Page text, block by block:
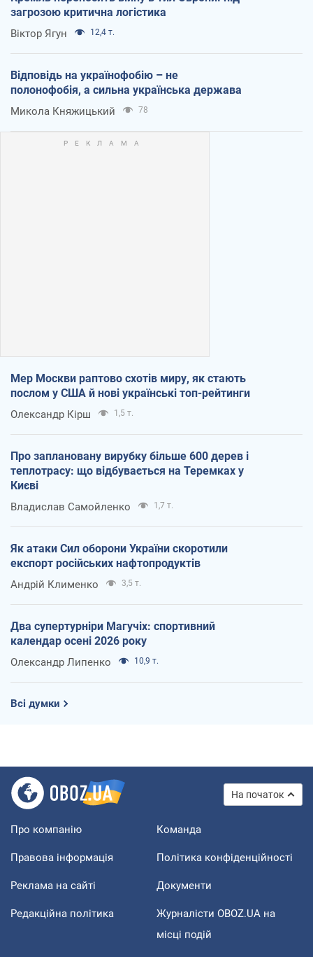
загрозою критична логістика
Віктор Ягун 12,4 т.
Відповідь на українофобію – не
полонофобія, а сильна українська держава
Микола Княжицький 78
Мер Москви раптово схотів миру, як стають
послом у США й нові українські топ-рейтинги
Олександр Кірш 1,5 т.
Про заплановану вирубку більше 600 дерев і
теплотрасу: що відбувається на Теремках у
Києві
Владислав Самойленко 1,7 т.
Як атаки Сил оборони України скоротили
експорт російських нафтопродуктів
Андрій Клименко 3,5 т.
Два супертурніри Магучіх: спортивний
календар осені 2026 року
Олександр Липенко 10,9 т.
Всі думки
На початок
Про компанію Команда
Правова інформація Політика конфіденційності
Реклама на сайті Документи
Редакційна політика
Журналісти OBOZ.UA на
місці подій